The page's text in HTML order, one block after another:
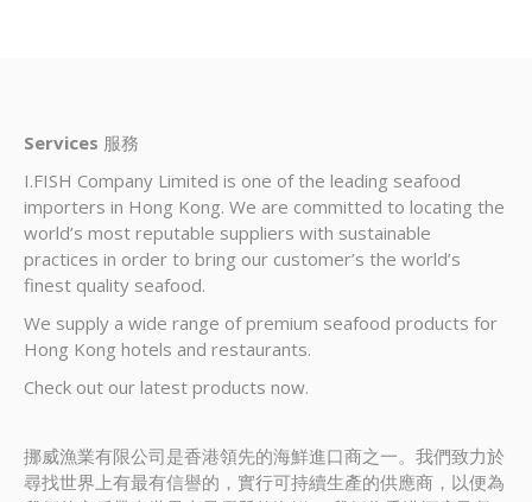
Services 服務
I.FISH Company Limited is one of the leading seafood
importers in Hong Kong. We are committed to locating the
world’s most reputable suppliers with sustainable
practices in order to bring our customer’s the world’s
finest quality seafood.
We supply a wide range of premium seafood products for
Hong Kong hotels and restaurants.
Check out our latest products now.
挪威漁業有限公司是香港領先的海鮮進口商之一。我們致力於
尋找世界上有最有信譽的，實行可持續生產的供應商，以便為